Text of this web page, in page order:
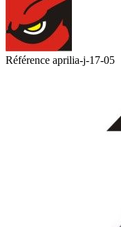
Référence aprilia-j-17-05